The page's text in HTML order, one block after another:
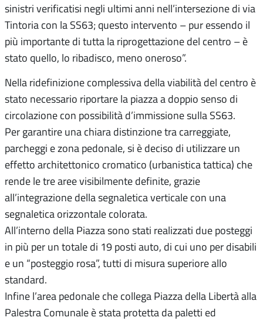
sinistri verificatisi negli ultimi anni nell’intersezione di via
Tintoria con la SS63; questo intervento – pur essendo il
più importante di tutta la riprogettazione del centro – è
stato quello, lo ribadisco, meno oneroso”.
Nella ridefinizione complessiva della viabilità del centro è
stato necessario riportare la piazza a doppio senso di
circolazione con possibilità d’immissione sulla SS63.
Per garantire una chiara distinzione tra carreggiate,
parcheggi e zona pedonale, si è deciso di utilizzare un
effetto architettonico cromatico (urbanistica tattica) che
rende le tre aree visibilmente definite, grazie
all’integrazione della segnaletica verticale con una
segnaletica orizzontale colorata.
All’interno della Piazza sono stati realizzati due posteggi
in più per un totale di 19 posti auto, di cui uno per disabili
e un “posteggio rosa”, tutti di misura superiore allo
standard.
Infine l’area pedonale che collega Piazza della Libertà alla
Palestra Comunale è stata protetta da paletti ed